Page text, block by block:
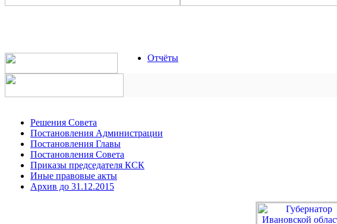
Отчёты
Решения Совета
Постановления Администрации
Постановления Главы
Постановления Совета
Приказы председателя КСК
Иные правовые акты
Архив до 31.12.2015